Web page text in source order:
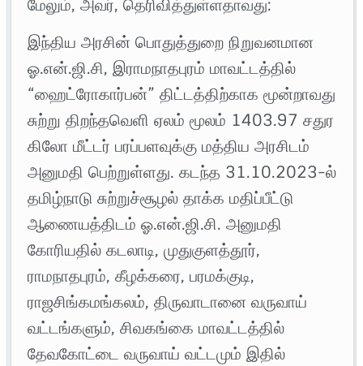
மேலும், அவர், தெரிவித்துள்ளதாவது:
இந்திய அரசின் பொதுத்துறை நிறுவனமான
ஓ.என்.ஜி.சி, இராமநாதபுரம் மாவட்டத்தில்
“ஹைட்ரோகார்பன்” திட்டத்திற்காக மூன்றாவது
சுற்று திறந்தவெளி ஏலம் மூலம் 1403.97 சதுர
கிலோ மீட்டர் பரப்பளவுக்கு மத்திய அரசிடம்
அனுமதி பெற்றுள்ளது. கடந்த 31.10.2023-ல்
தமிழ்நாடு சுற்றுச்சூழல் தாக்க மதிப்பீட்டு
ஆணையத்திடம் ஓ.என்.ஜி.சி. அனுமதி
கோரியதில் கடலாடி, முதுகுளத்தூர்,
ராமநாதபுரம், கீழக்கரை, பரமக்குடி,
ராஜசிங்கமங்கலம், திருவாடானை வருவாய்
வட்டங்களும், சிவகங்கை மாவட்டத்தில்
தேவகோட்டை வருவாய் வட்டமும் இதில்